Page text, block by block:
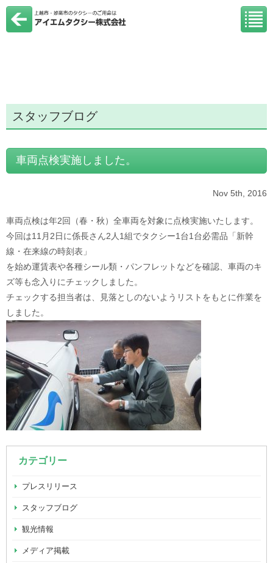
スタッフブログ
車両点検実施しました。
Nov 5th, 2016
車両点検は年2回（春・秋）全車両を対象に点検実施いたします。
今回は11月2日に係長さん2人1組でタクシー1台1台必需品「新幹
線・在来線の時刻表」
を始め運賃表や各種シール類・パンフレットなどを確認、車両のキ
ズ等も念入りにチェックしました。
チェックする担当者は、見落としのないようリストをもとに作業を
しました。
カテゴリー
プレスリリース
スタッフブログ
観光情報
メディア掲載